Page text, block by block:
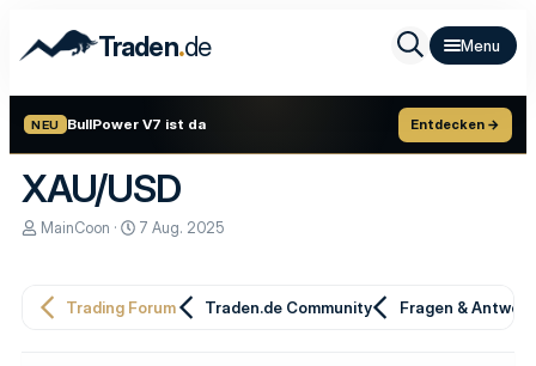
Traden.de
NEU BullPower V7 ist da Entdecken →
XAU/USD
E
e
MainCoon
E
e
7 Aug. 2025
Trading Forum Traden.de Community Fragen &